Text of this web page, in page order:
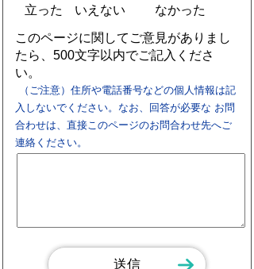
立った
いえない
なかった
このページに関してご意見がありまし
たら、500文字以内でご記入くださ
い。
（ご注意）住所や電話番号などの個人情報は記
入しないでください。なお、回答が必要な お問
合わせは、直接このページのお問合わせ先へご
連絡ください。